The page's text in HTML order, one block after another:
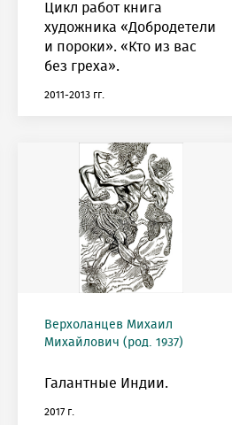
Цикл работ книга
художника «Добродетели
и пороки». «Кто из вас
без греха».
2011-2013 гг.
Верхоланцев Михаил
Михайлович (род. 1937)
Галантные Индии.
2017 г.